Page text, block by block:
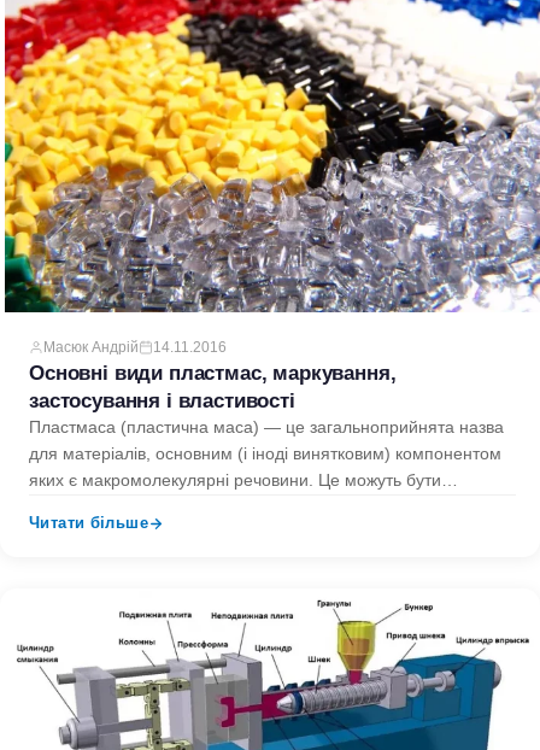
Масюк Андрій 14.11.2016
Основні види пластмас, маркування,
застосування і властивості
Пластмаса (пластична маса) — це загальноприйнята назва
для матеріалів, основним (і іноді винятковим) компонентом
яких є макромолекулярні речовини. Це можуть бути
Читати більше